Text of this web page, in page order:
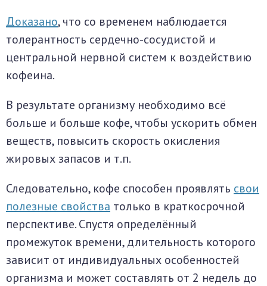
Доказано, что со временем наблюдается
толерантность сердечно-сосудистой и
центральной нервной систем к воздействию
кофеина.
В результате организму необходимо всё
больше и больше кофе, чтобы ускорить обмен
веществ, повысить скорость окисления
жировых запасов и т.п.
Следовательно, кофе способен проявлять свои
полезные свойства только в краткосрочной
перспективе. Спустя определённый
промежуток времени, длительность которого
зависит от индивидуальных особенностей
организма и может составлять от 2 недель до